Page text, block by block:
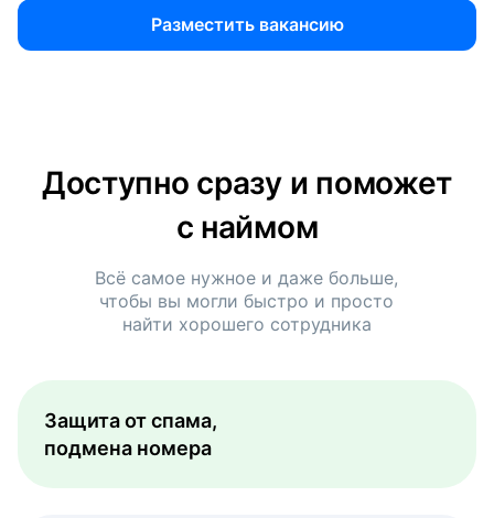
Разместить вакансию
Доступно сразу и поможет
с наймом
Всё самое нужное и даже больше,
чтобы вы могли быстро и просто
найти хорошего сотрудника
Защита от спама,
подмена номера